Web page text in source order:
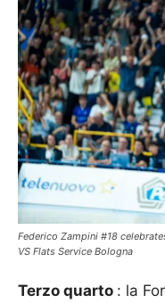
Federico Zampini #18
VS Flats Service Bologna
Terzo quarto : la